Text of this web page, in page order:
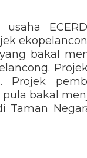
bakal
Projek
pula bakal
Taman